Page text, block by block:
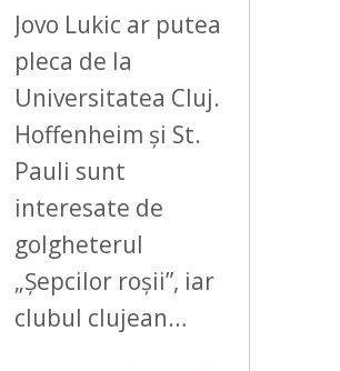
Jovo Lukic ar putea
pleca de la
Universitatea Cluj.
Hoffenheim și St.
Pauli sunt
interesate de
golgheterul
„Șepcilor roșii”, iar
clubul clujean…